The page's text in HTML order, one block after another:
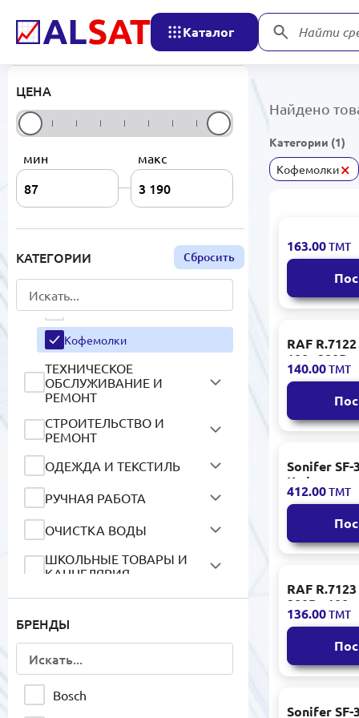
Каталог Найти
ЦЕНА
мин макс
КАТЕГОРИИ Сбросить
Телевизоры
Приборы для укладки волос
Паровые устройства
плиты
Микроволновые печи
Пылесосы
Холодильники
Кофемолки
ТЕХНИЧЕСКОЕ
ОБСЛУЖИВАНИЕ И
РЕМОНТ
СТРОИТЕЛЬСТВО И
РЕМОНТ
ОДЕЖДА И ТЕКСТИЛЬ
РУЧНАЯ РАБОТА
ОЧИСТКА ВОДЫ
ШКОЛЬНЫЕ ТОВАРЫ И
КАНЦЕЛЯРИЯ
АВТОТОВАРЫ
МОТОРНЫЕ МАСЛА И
СМАЗОЧНЫЕ
МАТЕРИАЛЫ
КОНДИЦИОНИРОВАНИЯ
БРЕНДЫ
Bosch
Найдено
Категории (1)
Кофемолки×
RAF
100г 280Вт
163.00ТМТ
RAF
100г 280Вт
140.00ТМТ
Sonifer SF-
Кофемолка
412.00ТМТ
RAF
280Вт 100г
136.00ТМТ
Sonifer SF-